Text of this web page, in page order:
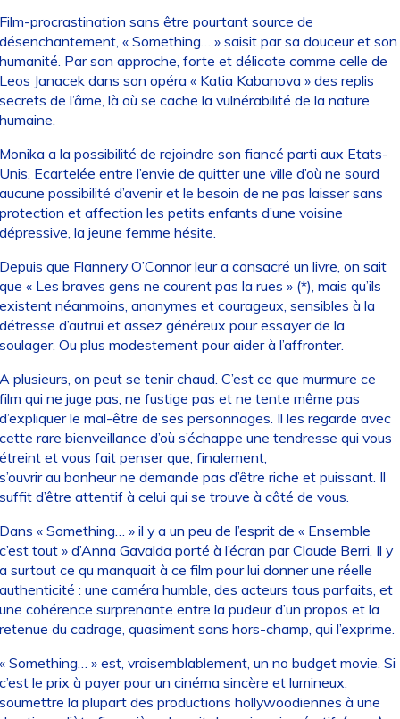
procrastination sans être pourtant source de
« Something… » saisit par sa douceur et son
Par son approche, forte et délicate comme celle de
Janacek dans son opéra « Katia Kabanova » des replis
de l’âme, là où se cache la vulnérabilité de la nature
a la possibilité de rejoindre son fiancé parti aux Etats-
Ecartelée entre l’envie de quitter une ville d’où ne sourd
possibilité d’avenir et le besoin de ne pas laisser sans
et affection les petits enfants d’une voisine
la jeune femme hésite.
que Flannery O’Connor leur a consacré un livre, on sait
« Les braves gens ne courent pas la rues » (*), mais qu’ils
néanmoins, anonymes et courageux, sensibles à la
d’autrui et assez généreux pour essayer de la
Ou plus modestement pour aider à l’affronter.
plusieurs, on peut se tenir chaud. C’est ce que murmure ce
qui ne juge pas, ne fustige pas et ne tente même pas
le mal-être de ses personnages. Il les regarde avec
rare bienveillance d’où s’échappe une tendresse qui vous
et vous fait penser que, finalement,
au bonheur ne demande pas d’être riche et puissant. Il
d’être attentif à celui qui se trouve à côté de vous.
« Something… » il y a un peu de l’esprit de « Ensemble
tout » d’Anna Gavalda porté à l’écran par Claude Berri. Il y
surtout ce qu manquait à ce film pour lui donner une réelle
: une caméra humble, des acteurs tous parfaits, et
cohérence surprenante entre la pudeur d’un propos et la
du cadrage, quasiment sans hors-champ, qui l’exprime.
Something… » est, vraisemblablement, un no budget movie. Si
le prix à payer pour un cinéma sincère et lumineux,
la plupart des productions hollywoodiennes à une